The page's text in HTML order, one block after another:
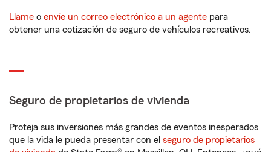
Llame o envíe un correo electrónico a un agente para
obtener una cotización de seguro de vehículos recreativos.
Seguro de propietarios de vivienda
Proteja sus inversiones más grandes de eventos inesperados
que la vida le pueda presentar con el seguro de propietarios